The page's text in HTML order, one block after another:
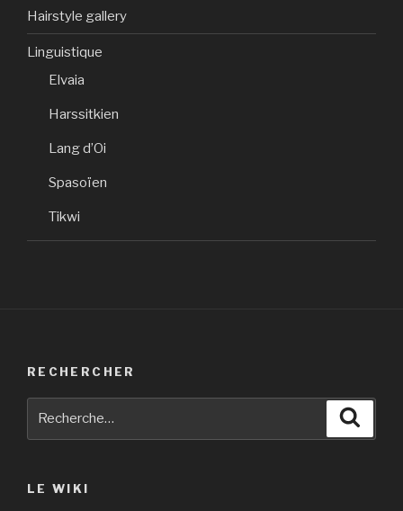
Hairstyle gallery
Linguistique
Elvaia
Harssitkien
Lang d’Oi
Spasoïen
Tikwi
RECHERCHER
LE WIKI